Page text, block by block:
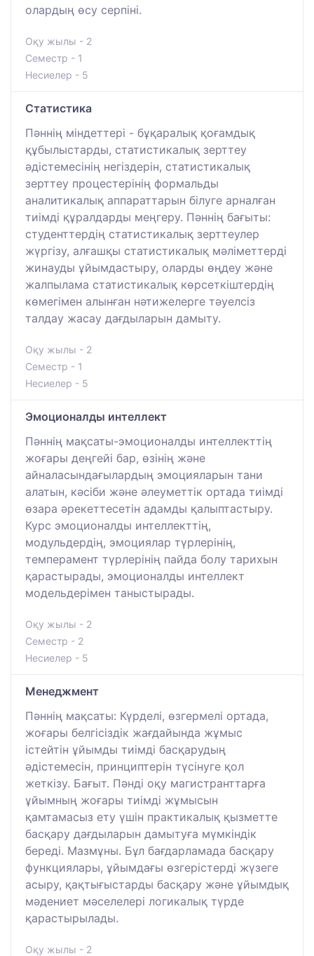
олардың өсу серпіні.
Оқу жылы - 2
Семестр - 1
Несиелер - 5
Статистика
Пәннің міндеттері - бұқаралық қоғамдық
құбылыстарды, статистикалық зерттеу
әдістемесінің негіздерін, статистикалық
зерттеу процестерінің формальды
аналитикалық аппараттарын білуге арналған
тиімді құралдарды меңгеру. Пәннің бағыты:
студенттердің статистикалық зерттеулер
жүргізу, алғашқы статистикалық мәліметтерді
жинауды ұйымдастыру, оларды өңдеу және
жалпылама статистикалық көрсеткіштердің
көмегімен алынған нәтижелерге тәуелсіз
талдау жасау дағдыларын дамыту.
Оқу жылы - 2
Семестр - 1
Несиелер - 5
Эмоционалды интеллект
Пәннің мақсаты-эмоционалды интеллекттің
жоғары деңгейі бар, өзінің және
айналасындағылардың эмоцияларын тани
алатын, кәсіби және әлеуметтік ортада тиімді
өзара әрекеттесетін адамды қалыптастыру.
Курс эмоционалды интеллекттің,
модульдердің, эмоциялар түрлерінің,
темперамент түрлерінің пайда болу тарихын
қарастырады, эмоционалды интеллект
модельдерімен таныстырады.
Оқу жылы - 2
Семестр - 2
Несиелер - 5
Менеджмент
Пәннің мақсаты: Күрделі, өзгермелі ортада,
жоғары белгісіздік жағдайында жұмыс
істейтін ұйымды тиімді басқарудың
әдістемесін, принциптерін түсінуге қол
жеткізу. Бағыт. Пәнді оқу магистранттарға
ұйымның жоғары тиімді жұмысын
қамтамасыз ету үшін практикалық қызметте
басқару дағдыларын дамытуға мүмкіндік
береді. Мазмұны. Бұл бағдарламада басқару
функциялары, ұйымдағы өзгерістерді жүзеге
асыру, қақтығыстарды басқару және ұйымдық
мәдениет мәселелері логикалық түрде
қарастырылады.
Оқу жылы - 2